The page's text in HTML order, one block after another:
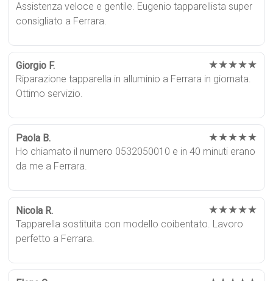
Assistenza veloce e gentile. Eugenio tapparellista super
consigliato a Ferrara.
Giorgio F. ★★★★★
Riparazione tapparella in alluminio a Ferrara in giornata.
Ottimo servizio.
Paola B. ★★★★★
Ho chiamato il numero 0532050010 e in 40 minuti erano
da me a Ferrara.
Nicola R. ★★★★★
Tapparella sostituita con modello coibentato. Lavoro
perfetto a Ferrara.